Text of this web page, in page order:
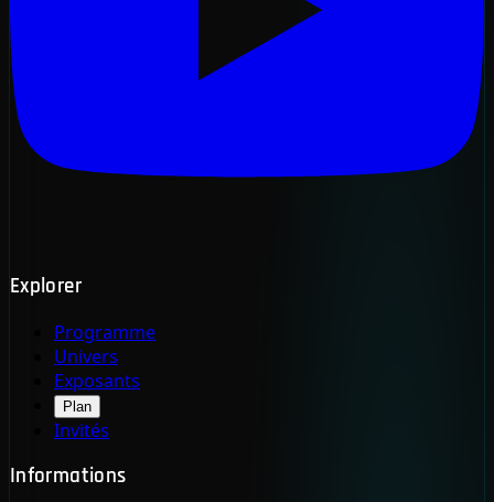
Explorer
Programme
Univers
Exposants
Plan
Invités
Informations